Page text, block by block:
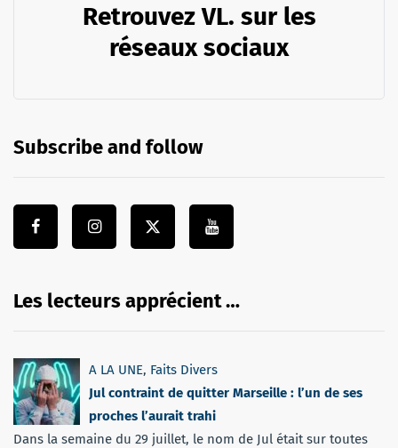
Retrouvez VL. sur les
réseaux sociaux
Subscribe and follow
Les lecteurs apprécient …
A LA UNE, Faits Divers
Jul contraint de quitter Marseille : l’un de ses
proches l’aurait trahi
Dans la semaine du 29 juillet, le nom de Jul était sur toutes